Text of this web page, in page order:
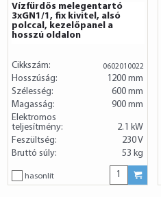
Vízfürdős melegentartó
3xGN1/1, fix kivitel, alsó
polccal, kezelőpanel a
hosszú oldalon
Cikkszám: 0602010022
Hosszúság:
1200 mm
Szélesség:
600 mm
Magasság:
900 mm
Elektromos
teljesítmény:
2.1 kW
Feszültség:
230 V
Bruttó súly:
53 kg
hasonlít